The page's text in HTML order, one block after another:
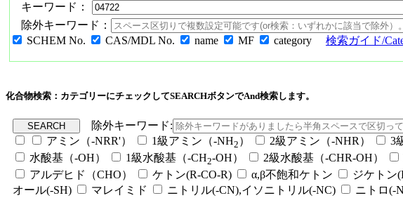
キーワード：
除外キーワード：
SCHEM No.
CAS/MDL No. name MF category 検索ガイド/
化合物検索：カテゴリーにチェックしてSEARCHボタンでAnd検索します。
除外キーワード:
アミン（-NRR'）
1級アミン（-NH2 ） 2級アミン（-NHR） 3
水酸基（-OH）
1級水酸基（-CH2-OH） 2級水酸基（-CHR-OH）
アルデヒド（CHO）
ケトン(R-CO-R) α,β不飽和ケトン ジケトン
オール(-SH)
マレイミド ニトリル(-CN),イソニトリル(-NC) ニトロ(-